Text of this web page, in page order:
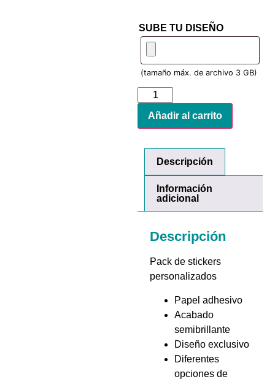
SUBE TU DISEÑO
(tamaño máx. de archivo 3 GB)
Añadir al carrito
Descripción
Información
adicional
Descripción
Pack de stickers
personalizados
Papel adhesivo
Acabado
semibrillante
Diseño exclusivo
Diferentes
opciones de